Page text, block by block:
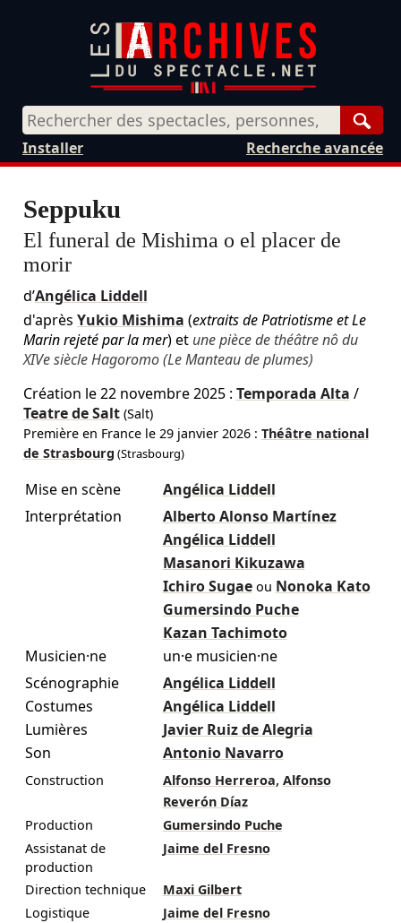
Recherche avancée
Installer
Seppuku
El funeral de Mishima o el placer de
morir
d’Angélica Liddell
d'après Yukio Mishima (extraits de Patriotisme et Le
Marin rejeté par la mer) et une pièce de théâtre nô du
XIVe siècle Hagoromo (Le Manteau de plumes)
Création le22 novembre 2025: Temporada Alta /
Teatre de Salt(Salt)
Première en France le 29 janvier 2026: Théâtre national
de Strasbourg (Strasbourg)
Mise en scène
Angélica Liddell
Interprétation
Alberto Alonso Martínez
Angélica Liddell
Masanori Kikuzawa
Ichiro Sugae ou Nonoka Kato
Gumersindo Puche
Kazan Tachimoto
Musicien·ne
un·e musicien·ne
Scénographie
Angélica Liddell
Costumes
Angélica Liddell
Lumières
Javier Ruiz de Alegria
Son
Antonio Navarro
Construction Alfonso Herreroa, Alfonso
Reverón Díaz
Production
Gumersindo Puche
Assistanat de
production
Jaime del Fresno
Direction technique
Maxi Gilbert
Logistique
Jaime del Fresno